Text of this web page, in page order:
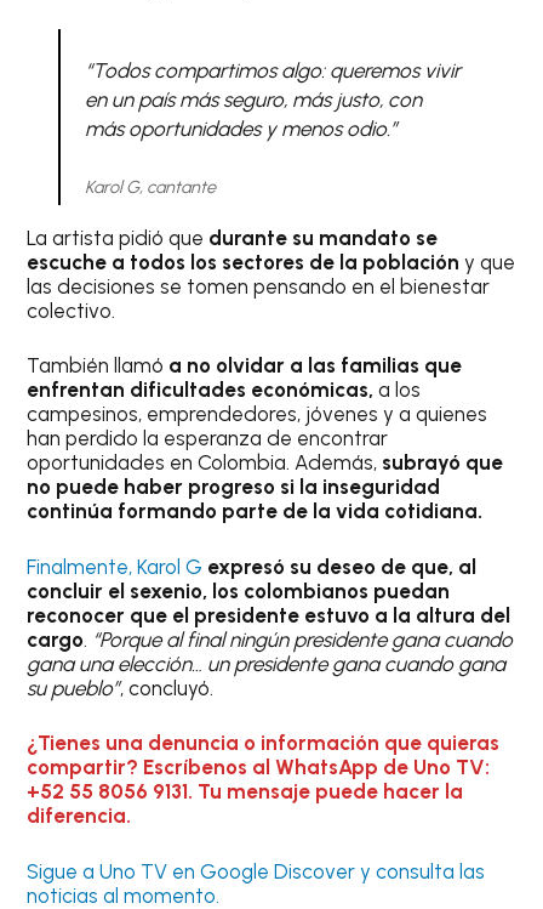
“Todos compartimos algo: queremos vivir
en un país más seguro, más justo, con
más oportunidades y menos odio.”
Karol G, cantante
La artista pidió que durante su mandato se
escuche a todos los sectores de la población y que
las decisiones se tomen pensando en el bienestar
colectivo.
También llamó a no olvidar a las familias que
enfrentan dificultades económicas, a los
campesinos, emprendedores, jóvenes y a quienes
han perdido la esperanza de encontrar
oportunidades en Colombia. Además, subrayó que
no puede haber progreso si la inseguridad
continúa formando parte de la vida cotidiana.
Finalmente, Karol G expresó su deseo de que, al
concluir el sexenio, los colombianos puedan
reconocer que el presidente estuvo a la altura del
cargo. “Porque al final ningún presidente gana cuando
gana una elección… un presidente gana cuando gana
su pueblo”, concluyó.
¿Tienes una denuncia o información que quieras
compartir? Escríbenos al WhatsApp de Uno TV:
+52 55 8056 9131. Tu mensaje puede hacer la
diferencia.
Sigue a Uno TV en Google Discover y consulta las
noticias al momento.